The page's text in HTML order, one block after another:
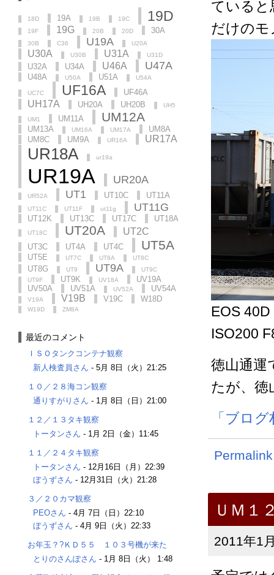
ていると
だけのモ
EOS
ISO200
徳山通運
たが、徳
「ブロ
Permalink
ＵＭ１
2011年1
18D 19A 19B 19C 19D
19F 19G 20B 20D 30A
30B C36 U19A U20A
U30A U30B U31A U31D
U32A U34A U46A U47A
U48A U50A U51A U54A
UC7C UF16A UF46A
UH17A UH20A UH20B UH5
UM1 UM11A UM12A
UM13A UM16A UM17A
UM8A
UM8C
UM9A UR16A UR17A
UR18A ur19a
UR19A UR20A
UR52A UT1 UT10C UT11A
UT11C UT11F ut11g UT11G
UT12K UT13C UT17C UT18A
UT18C UT20A UT2C
UT3C UT4A UT4C UT5A
UT5E UT7C UT8A UT8C
UT8G UT9 UT9A
UT9C
UT9F
UT9K UV18A
UV19A
UV50A
UV51A UV52A UV54A
V19A V19B V19C W18D
W19D ZM8A
最近のコメント
ＩＳＯタンクコンテナ観察
新人検査員さん - 5月 8日（火）21:25
１０／２８海コン観察
通りすがりさん - 1月 8日（日）21:00
１２／１３タキ観察
トータンさん - 1月 2日（金）11:45
１１／２４タキ観察
トータンさん - 12月16日（月）22:39
ぼうずさん - 12月31日（火）21:28
３／２０カマ観察
PEOさん - 4月 7日（日）22:10
ぼうずさん - 4月 9日（火）22:33
お年玉？?ＫＤ５５ １０３号機が来た
とりのさんぽさん - 1月 8日（火） 1:48